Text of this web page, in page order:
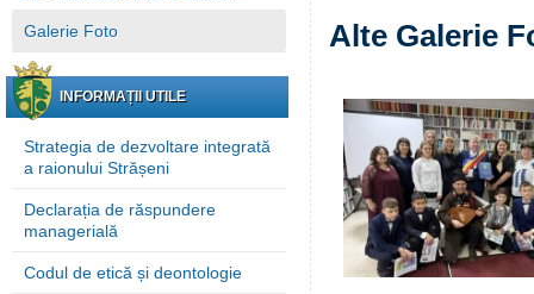
Galerie Foto
INFORMAȚII UTILE
Strategia de dezvoltare integrată
a raionului Strășeni
Declarația de răspundere
managerială
Codul de etică și deontologie
Alte Galerie